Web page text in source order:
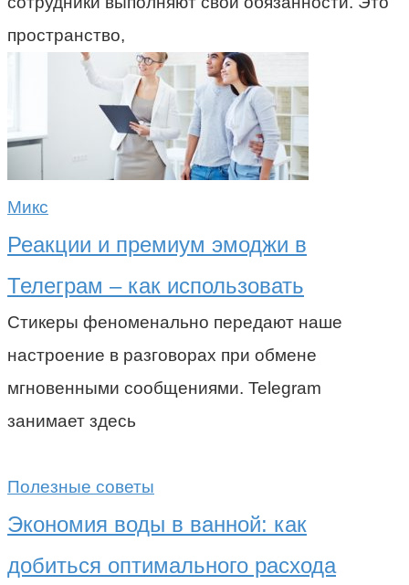
пространство,
Микс
Реакции и премиум эмоджи в
Телеграм – как использовать
Стикеры феноменально передают наше
настроение в разговорах при обмене
мгновенными сообщениями. Telegram
занимает здесь
Полезные советы
Экономия воды в ванной: как
добиться оптимального расхода